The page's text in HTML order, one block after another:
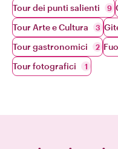
Tour dei punti salienti 9
Tour Arte e Cultura 3
Tour gastronomici 2
Tour fotografici 1